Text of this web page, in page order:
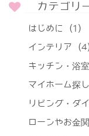
カテゴリ
はじめに
(1)
インテリア
キッチン・浴
マイホーム探
リビング・ダ
ローンやお金